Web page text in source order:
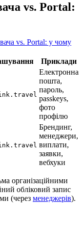
vs. Portal:
vs. Portal: у чому
Приклади
Електронна
пошта,
пароль,
passkeys,
фото
профілю
Брендинг,
менеджери,
виплати,
заявки,
вебхуки
організаційними
обліковий запис
(через менеджерів).